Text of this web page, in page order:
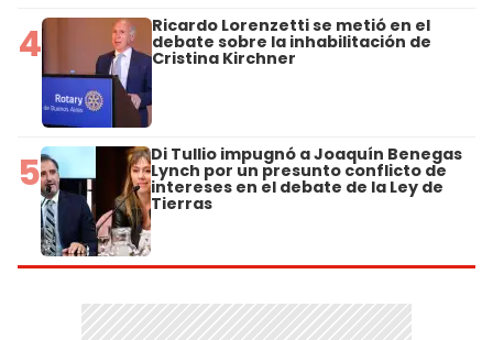
4 Ricardo Lorenzetti se metió en el
debate sobre la inhabilitación de
Cristina Kirchner
5 Di Tullio impugnó a Joaquín Benegas
Lynch por un presunto conflicto de
intereses en el debate de la Ley de
Tierras